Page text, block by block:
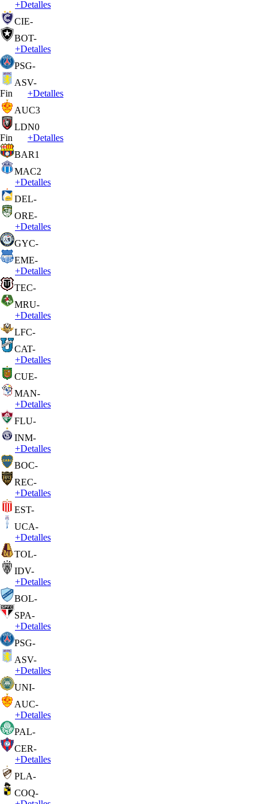
+Detalles
CIE-
BOT-
+Detalles
PSG-
ASV-
Fin
+Detalles
AUC3
LDN0
Fin
+Detalles
BAR1
MAC2
+Detalles
DEL-
ORE-
+Detalles
GYC-
EME-
+Detalles
TEC-
MRU-
+Detalles
LFC-
CAT-
+Detalles
CUE-
MAN-
+Detalles
FLU-
INM-
+Detalles
BOC-
REC-
+Detalles
EST-
UCA-
+Detalles
TOL-
IDV-
+Detalles
BOL-
SPA-
+Detalles
PSG-
ASV-
+Detalles
UNI-
AUC-
+Detalles
PAL-
CER-
+Detalles
PLA-
COQ-